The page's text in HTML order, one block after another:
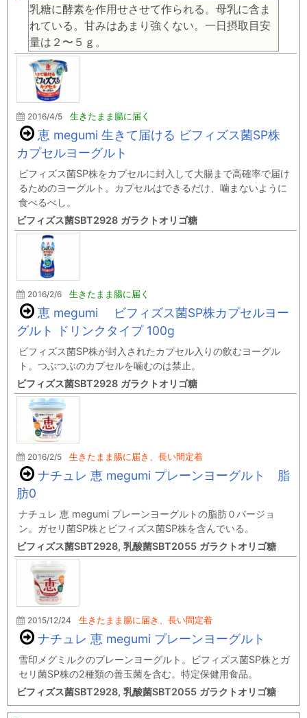
乳糖に酵素を作用せさせて作られる。母乳に含ま
れている。甘みはあまり強くない。一日摂取目安
量は２〜５ｇ。
2016/4/5 生きたまま腸に届く
恵 megumi 生きて届ける ビフィズス菌SP株
カプセルヨーグルト
ビフィズス菌SP株をカプセルに封入して大腸まで高確率で届け
るためのヨーグルト。カプセルはできるだけ、噛まないように
食べるべし。
ビフィズス菌SBT2928 ガラクトオリゴ糖
2016/2/6 生きたまま腸に届く
恵 megumi ビフィズス菌SP株カプセルヨー
グルト ドリンクタイプ 100g
ビフィズス菌SP株が封入されたカプセル入りの飲むヨーグル
ト。つぶつぶのカプセルを噛むのは禁止。
ビフィズス菌SBT2928 ガラクトオリゴ糖
2016/2/5 生きたまま腸に届き、長い間定着
ナチュレ 恵 megumi プレーンヨーグルト 脂
肪0
ナチュレ 恵 megumi プレーンヨーグルトの脂肪０バージョ
ン。ガセリ菌SP株とビフィズス菌SP株を含んでいる。
ビフィズス菌SBT2928, 乳酸菌SBT2055 ガラクトオリゴ糖
2015/12/24 生きたまま腸に届き、長い間定着
ナチュレ 恵 megumi プレーンヨーグルト
雪印メグミルクのプレーンヨーグルト。ビフィズス菌SP株とガ
セリ菌SP株の2種類の善玉菌を含む。特定保健用食品。
ビフィズス菌SBT2928, 乳酸菌SBT2055 ガラクトオリゴ糖